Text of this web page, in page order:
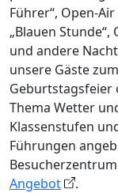
Führer“, Open-
„Blauen
und andere
unsere Gäste
Geburtstagsfeier
Thema Wetter
Klassenstufen
Führungen
Angebot
.